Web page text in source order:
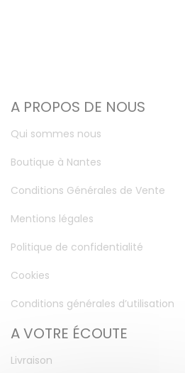
A PROPOS DE NOUS
Qui sommes nous
Boutique à Nantes
Conditions Générales de Vente
Mentions légales
Politique de confidentialité
Cookies
Conditions générales d’utilisation
A VOTRE ÉCOUTE
Livraison